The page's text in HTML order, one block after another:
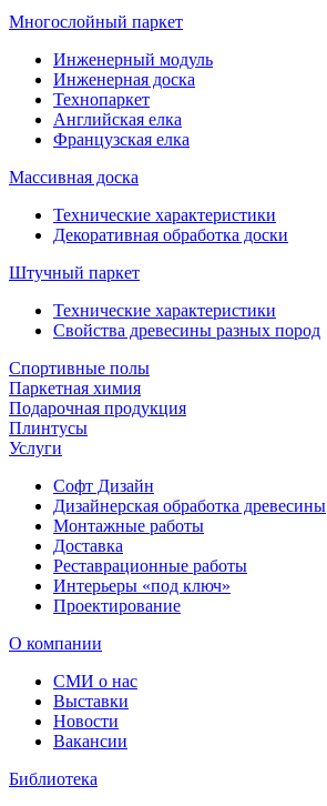
Многослойный паркет
Инженерный модуль
Инженерная доска
Технопаркет
Английская елка
Французская елка
Массивная доска
Технические характеристики
Декоративная обработка доски
Штучный паркет
Технические характеристики
Свойства древесины разных пород
Спортивные полы
Паркетная химия
Подарочная продукция
Плинтусы
Услуги
Софт Дизайн
Дизайнерская обработка древесины
Монтажные работы
Доставка
Реставрационные работы
Интерьеры «под ключ»
Проектирование
О компании
СМИ о нас
Выставки
Новости
Вакансии
Библиотека